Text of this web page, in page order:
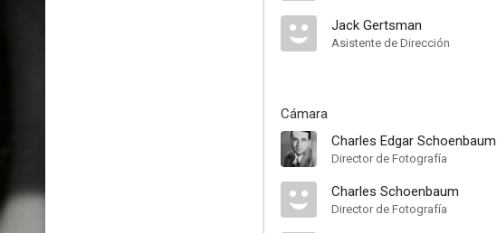
Jack Gertsman
Asistente de Dirección
Cámara
Charles Edgar Schoenbaum
Director de Fotografía
Charles Schoenbaum
Director de Fotografía